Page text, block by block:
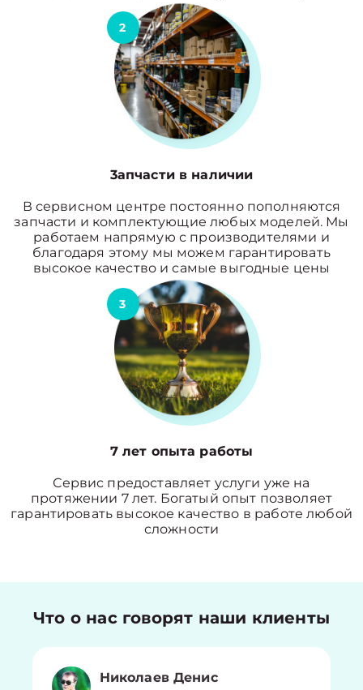
2
3апчасти в наличии
В сервисном центре постоянно пополняются
запчасти и комплектующие любых моделей. Мы
работаем напрямую с производителями и
благодаря этому мы можем гарантировать
высокое качество и самые выгодные цены
3
7 лет опыта работы
Сервис предоставляет услуги уже на
протяжении 7 лет. Богатый опыт позволяет
гарантировать высокое качество в работе любой
сложности
Что о нас говорят наши клиенты
Николаев Денис